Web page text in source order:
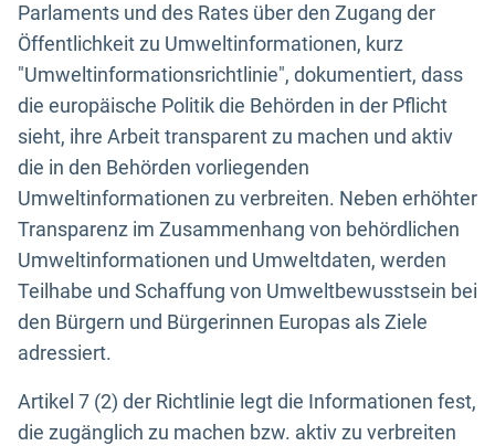
Parlaments und des Rates über den Zugang der
Öffentlichkeit zu Umweltinformationen, kurz
"Umweltinformationsrichtlinie", dokumentiert, dass
die europäische Politik die Behörden in der Pflicht
sieht, ihre Arbeit transparent zu machen und aktiv
die in den Behörden vorliegenden
Umweltinformationen zu verbreiten. Neben erhöhter
Transparenz im Zusammenhang von behördlichen
Umweltinformationen und Umweltdaten, werden
Teilhabe und Schaffung von Umweltbewusstsein bei
den Bürgern und Bürgerinnen Europas als Ziele
adressiert.
Artikel 7 (2) der Richtlinie legt die Informationen fest,
die zugänglich zu machen bzw. aktiv zu verbreiten